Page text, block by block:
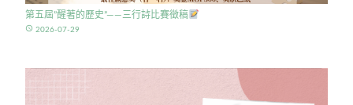
第五屆”醒著的歷史”——三行詩比賽徵稿
access_time 2026-07-29